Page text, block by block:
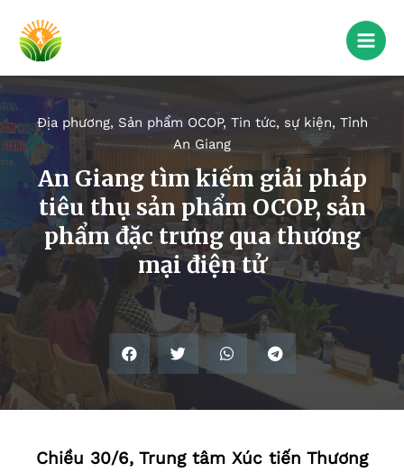
Địa phương, Sản phẩm OCOP, Tin tức, sự kiện, Tỉnh
An Giang
An Giang tìm kiếm giải pháp
tiêu thụ sản phẩm OCOP, sản
phẩm đặc trưng qua thương
mại điện tử
Chiều 30/6, Trung tâm Xúc tiến Thương